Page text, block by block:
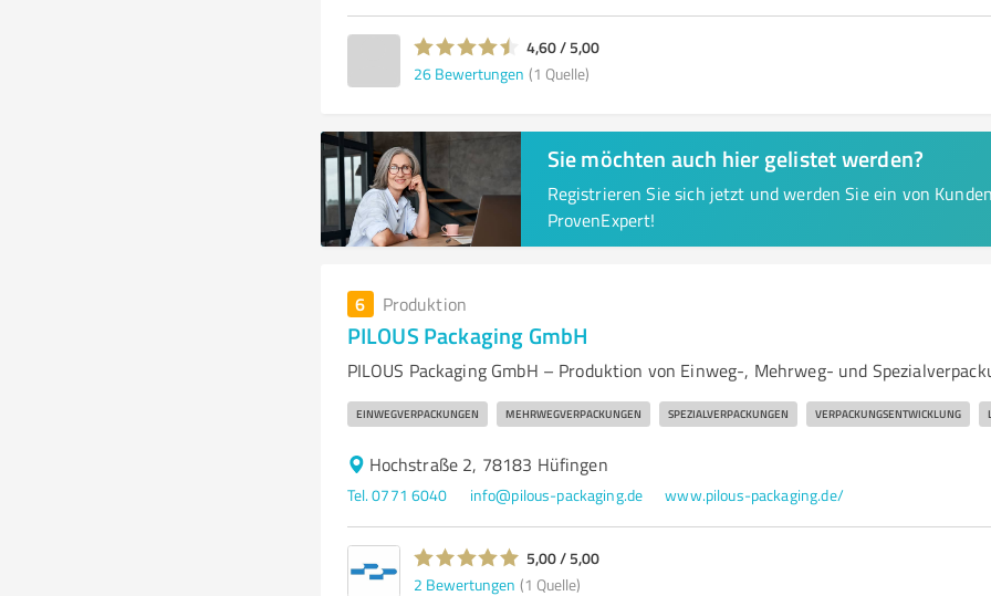
4,60 / 5,00
26 Bewertungen (1 Quelle)
Sie möchten auch hier gelistet werden?
Registrieren Sie sich jetzt und werden Sie ein von
ProvenExpert!
6 Produktion
PILOUS Packaging GmbH
PILOUS Packaging GmbH – Produktion von Einweg-, Mehrweg- und
EINWEGVERPACKUNGEN MEHRWEGVERPACKUNGEN SPEZIALVERPACKUNGEN VERPACKUNGSENTWICKLUNG
Hochstraße 2, 78183 Hüfingen
Tel. 0771 6040 info@pilous-packaging.de www.pilous-packaging.de/
5,00 / 5,00
2 Bewertungen (1 Quelle)